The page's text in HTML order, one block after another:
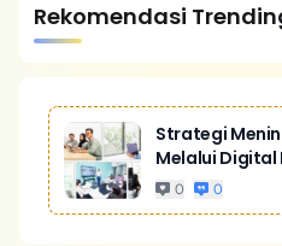
Rekomendasi
Strategi
Melalui
Bisnis Yang
0 0